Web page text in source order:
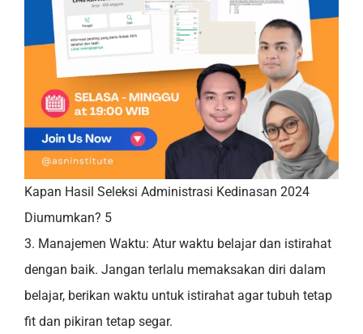
Kapan Hasil Seleksi Administrasi Kedinasan 2024
Diumumkan? 5
3. Manajemen Waktu: Atur waktu belajar dan istirahat
dengan baik. Jangan terlalu memaksakan diri dalam
belajar, berikan waktu untuk istirahat agar tubuh tetap
fit dan pikiran tetap segar.